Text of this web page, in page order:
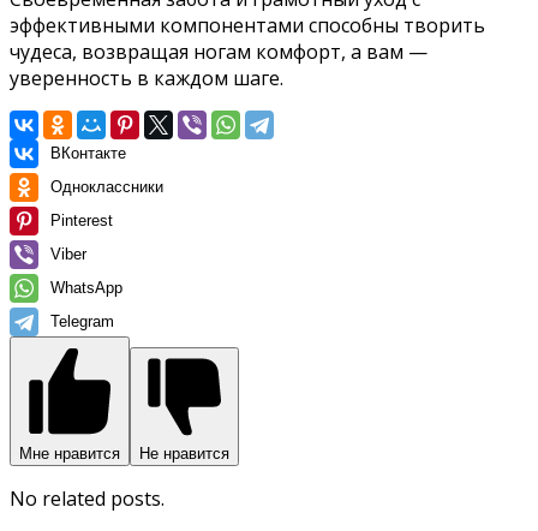
эффективными компонентами способны творить
чудеса, возвращая ногам комфорт, а вам —
уверенность в каждом шаге.
ВКонтакте
Одноклассники
Pinterest
Viber
WhatsApp
Telegram
Мне нравится Не нравится
No related posts.